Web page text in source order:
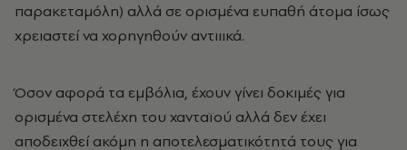
παρακεταμόλη) αλλά σε ορισμένα ευπαθή άτομα ίσως
χρειαστεί να χορηγηθούν αντιιικά.
Όσον αφορά τα εμβόλια, έχουν γίνει δοκιμές για
ορισμένα στελέχη του χανταϊού αλλά δεν έχει
αποδειχθεί ακόμη η αποτελεσματικότητά τους για